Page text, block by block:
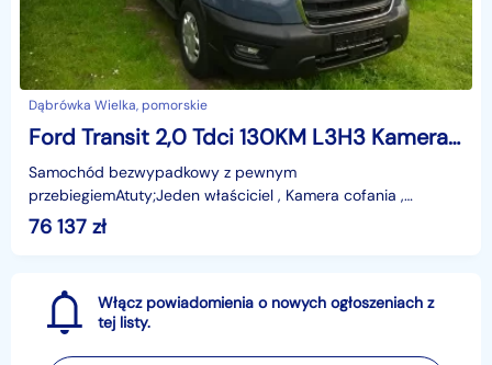
Dąbrówka Wielka, pomorskie
Ford Transit 2,0 Tdci 130KM L3H3 Kamera SYNC3 Blis Mały przebieg F. VAT23
Samochód bezwypadkowy z pewnym
przebiegiemAtuty;Jeden właściciel , Kamera cofania ,
asystent pasa ruchu , BLIS , SYNC 3 , LED , wersja L3H3 ,2 x
Air-Bag .Pełna
76 137 zł
Włącz powiadomienia o nowych ogłoszeniach z
tej listy.